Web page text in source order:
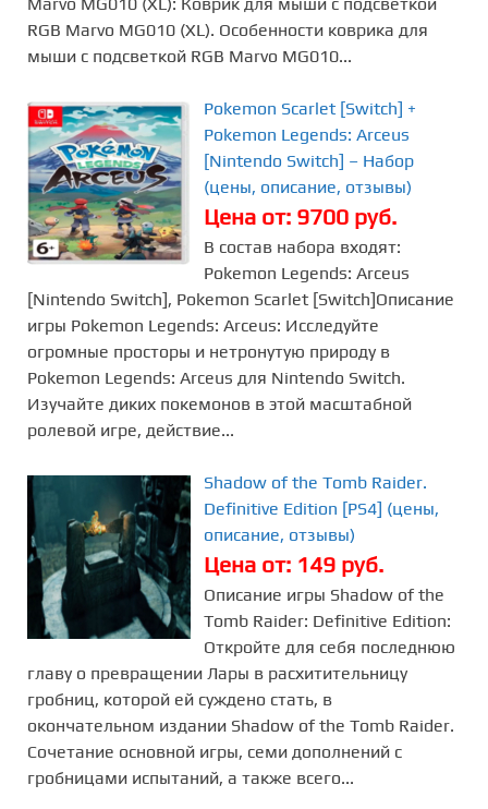
RGB Marvo MG010 (XL). Особенности коврика для
мыши с подсветкой RGB Marvo MG010...
Pokemon Scarlet [Switch] +
Pokemon Legends: Arceus
[Nintendo Switch] – Набор
(цены, описание, отзывы)
Цена от: 9700 руб.
В состав набора входят:
Pokemon Legends: Arceus
[Nintendo Switch], Pokemon Scarlet [Switch]Описание
игры Pokemon Legends: Arceus: Исследуйте
огромные просторы и нетронутую природу в
Pokemon Legends: Arceus для Nintendo Switch.
Изучайте диких покемонов в этой масштабной
ролевой игре, действие...
Shadow of the Tomb Raider.
Definitive Edition [PS4] (цены,
описание, отзывы)
Цена от: 149 руб.
Описание игры Shadow of the
Tomb Raider: Definitive Edition:
Откройте для себя последнюю
главу о превращении Лары в расхитительницу
гробниц, которой ей суждено стать, в
окончательном издании Shadow of the Tomb Raider.
Сочетание основной игры, семи дополнений с
гробницами испытаний, а также всего...